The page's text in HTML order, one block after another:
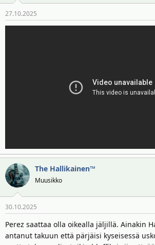
27.10.2025
The Hallikainen™
Muusikko
30.10.2025
Perez saattaa olla oikealla jäljillä. Ainakin
antanut takuun että pärjäisi kyseisessä